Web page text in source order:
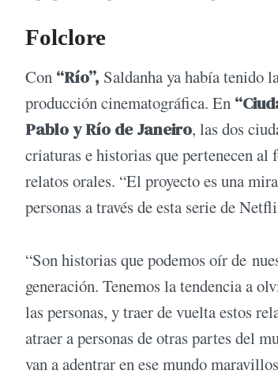
Folclore
Con “Río”, Saldanha ya había tenido
producción cinematográfica. En
Pablo y Río de Janeiro, las dos
criaturas e historias que pertenecen
relatos orales. “El proyecto es una
personas a través de esta serie de
“Son historias que podemos oír de
generación. Tenemos la tendencia a
las personas, y traer de vuelta estos
atraer a personas de otras partes del
van a adentrar en ese mundo